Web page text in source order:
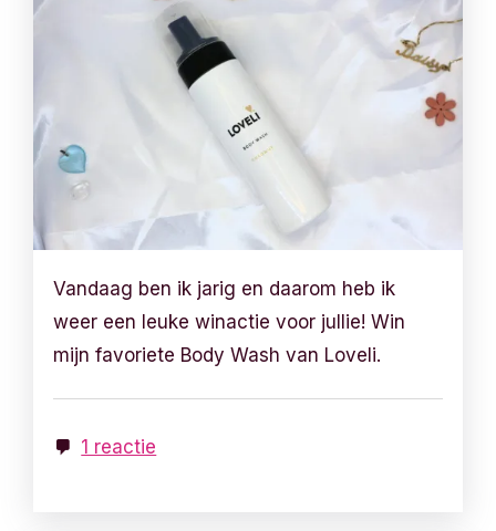
Vandaag ben ik jarig en daarom heb ik
weer een leuke winactie voor jullie! Win
mijn favoriete Body Wash van Loveli.
1 reactie